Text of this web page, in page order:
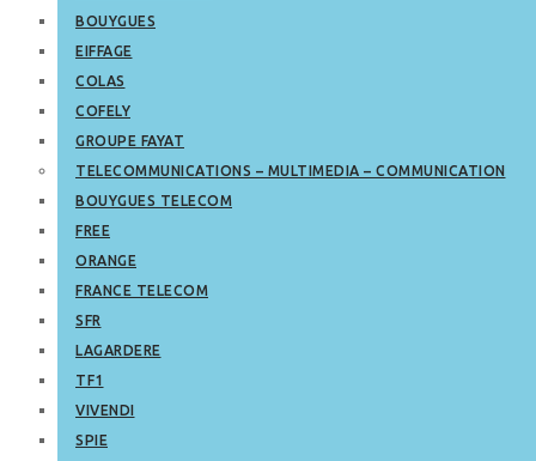
BOUYGUES
EIFFAGE
COLAS
COFELY
GROUPE FAYAT
TELECOMMUNICATIONS – MULTIMEDIA – COMMUNICATION
BOUYGUES TELECOM
FREE
ORANGE
FRANCE TELECOM
SFR
LAGARDERE
TF1
VIVENDI
SPIE